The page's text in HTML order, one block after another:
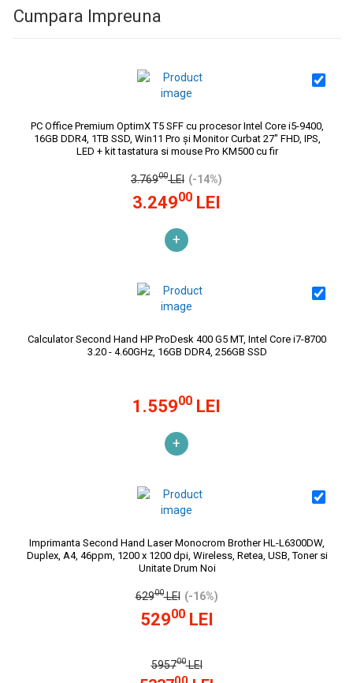
Cumpara Impreuna
PC Office Premium OptimX T5 SFF cu procesor Intel Core i5-9400,
16GB DDR4, 1TB SSD, Win11 Pro și Monitor Curbat 27" FHD, IPS,
LED + kit tastatura si mouse Pro KM500 cu fir
3.76900LEI (-14%)
3.24900 LEI
+
Calculator Second Hand HP ProDesk 400 G5 MT, Intel Core i7-8700
3.20 - 4.60GHz, 16GB DDR4, 256GB SSD
1.55900 LEI
+
Imprimanta Second Hand Laser Monocrom Brother HL-L6300DW,
Duplex, A4, 46ppm, 1200 x 1200 dpi, Wireless, Retea, USB, Toner si
Unitate Drum Noi
62900LEI (-16%)
52900LEI
595700LEI